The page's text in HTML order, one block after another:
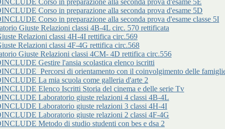
Corso in preparazione alla seconda prova d'esame 5E
Corso in preparazione alla seconda prova d'esame 5D
Corso in preparazione alla seconda prova d'esame classe 5I
Giuste Relazioni classi 4B-4L circ. 570 rettificata
Relazioni classi 4H-4I rettifica circ.569
Relazioni classi 4F-4G rettifica circ.568
Giuste Relazioni classi 4CM- 4D rettifica circ.556
Gestire l'ansia scolastica elenco iscritti
di orientamento con il coinvolgimento delle
La mia scuola come galleria d'arte 2
Elenco Iscritti Storia del cinema e delle serie Tv
Laboratorio giuste relazioni 4 classi 4B-4L
Laboratorio giuste relazioni 3 classi 4H-4I
Laboratorio giuste relazioni 2 classi 4F-4G
Metodo di studio studenti con bes e dsa 2